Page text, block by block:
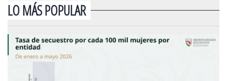
LO MÁS POPULAR